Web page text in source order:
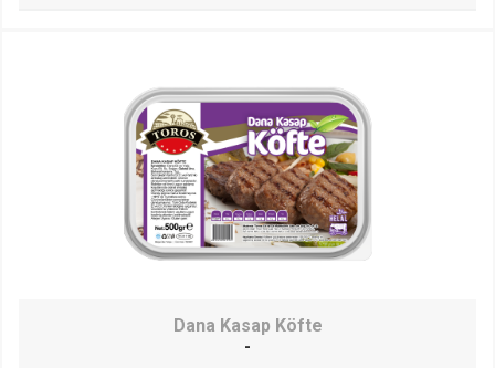
Dana Kasap Köfte
-